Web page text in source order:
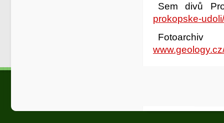
Sem divů
prokopske-udoli/